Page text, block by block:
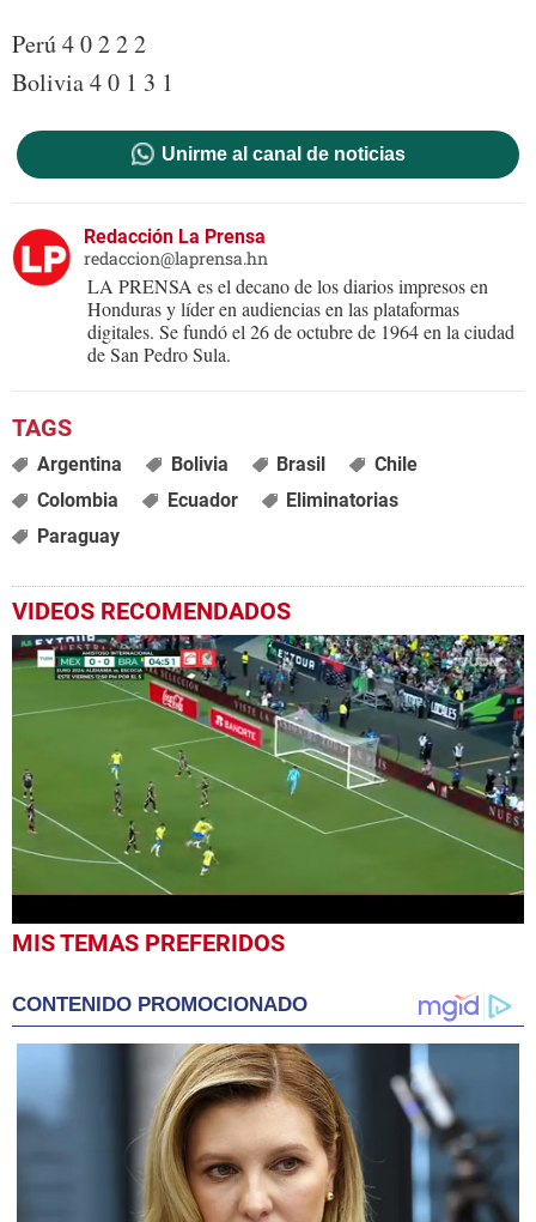
Perú 4 0 2 2 2
Bolivia 4 0 1 3 1
Unirme al canal de noticias
Redacción La Prensa
redaccion@laprensa.hn
LA PRENSA es el decano de los diarios impresos en
Honduras y líder en audiencias en las plataformas
digitales. Se fundó el 26 de octubre de 1964 en la ciudad
de San Pedro Sula.
Argentina Bolivia Brasil
Chile
Colombia
Ecuador
Eliminatorias
Paraguay
VIDEOS RECOMENDADOS
0
seconds
minutes,
19
seconds
MIS TEMAS PREFERIDOS
CONTENIDO PROMOCIONADO